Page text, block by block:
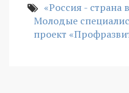
«Россия - страна
Молодые
проект